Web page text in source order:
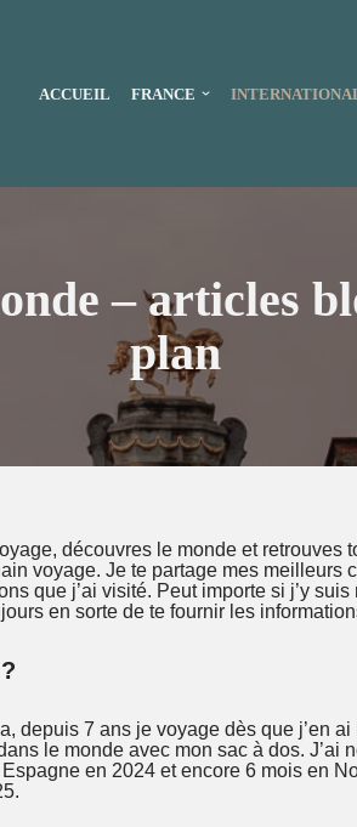
ACCUEIL FRANCE
– articles
plan
découvres le monde et retrouves
voyage. Je te partage mes meilleurs
que j’ai visité. Peut importe si j’y
en sorte de te fournir les
depuis 7 ans je voyage dès que j’en ai
le monde avec mon sac à dos. J’ai
en 2024 et encore 6 mois en